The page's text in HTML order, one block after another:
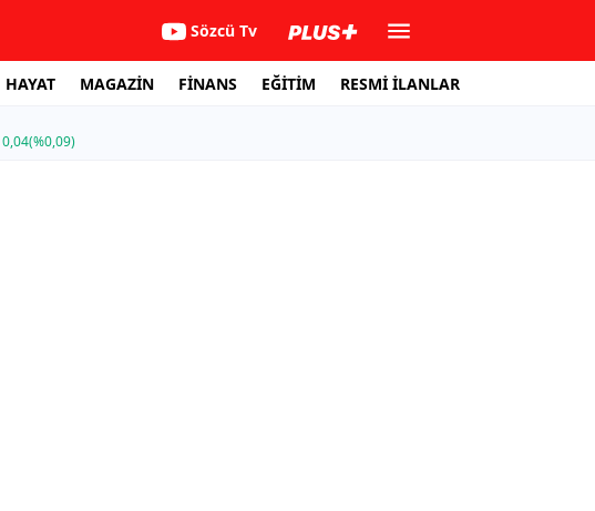
Sözcü Tv
HAYAT MAGAZİN FİNANS EĞİTİM RESMİ İLANLAR
0,04(%0,09)